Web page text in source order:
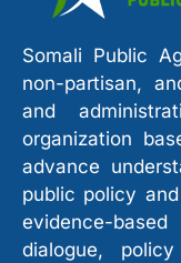
Somali Public
non-partisan,
and
organization
advance
public policy
evidence-
dialogue,